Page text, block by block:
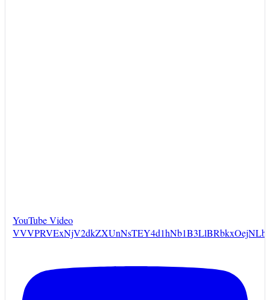
YouTube Video